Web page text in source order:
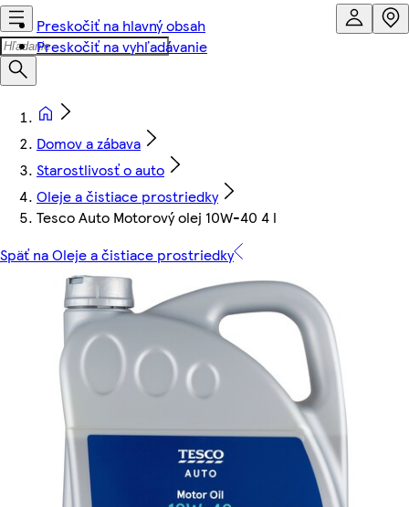
Preskočiť na hlavný obsah
Preskočiť na vyhľadávanie
Domov a zábava
Starostlivosť o auto
Oleje a čistiace prostriedky
Tesco Auto Motorový olej 10W-40 4 l
Späť na Oleje a čistiace prostriedky